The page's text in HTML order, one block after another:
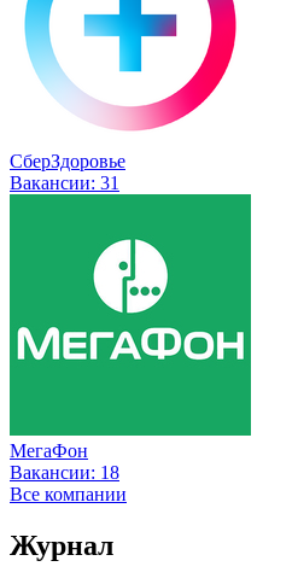
СберЗдоровье
Вакансии: 31
МегаФон
Вакансии: 18
Все компании
Журнал